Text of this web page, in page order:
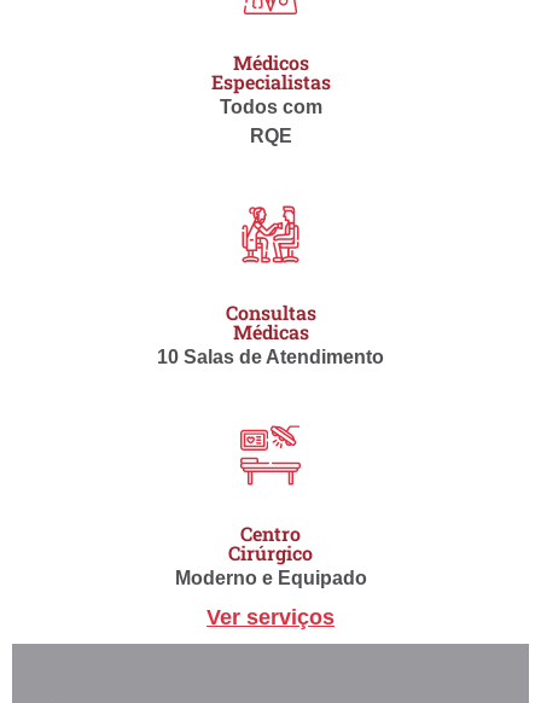
Médicos
Especialistas
Todos com
RQE
Consultas
Médicas
10 Salas de Atendimento
Centro
Cirúrgico
Moderno e Equipado
Ver serviços